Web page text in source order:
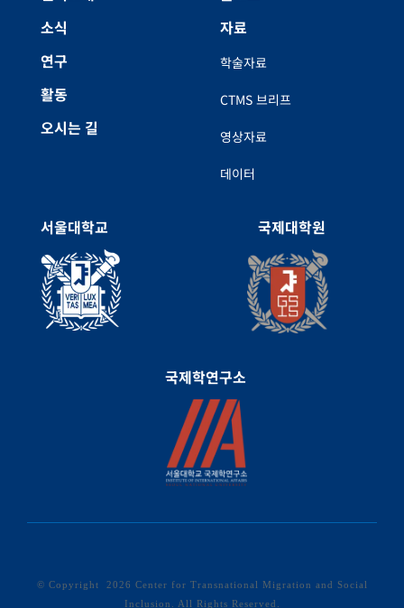
소식
연구
활동
오시는 길
자료
학술자료
CTMS 브리프
영상자료
데이터
서울대학교 국제대학원
국제학연구소
© Copyright 2026 Center for Transnational Migration and Social
Inclusion. All Rights Reserved.